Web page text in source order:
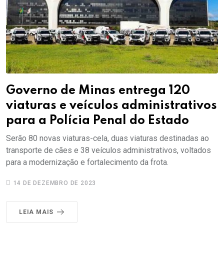
Governo de Minas entrega 120
viaturas e veículos administrativos
para a Polícia Penal do Estado
Serão 80 novas viaturas-cela, duas viaturas destinadas ao
transporte de cães e 38 veículos administrativos, voltados
para a modernização e fortalecimento da frota.
14 DE DEZEMBRO DE 2023
LEIA MAIS